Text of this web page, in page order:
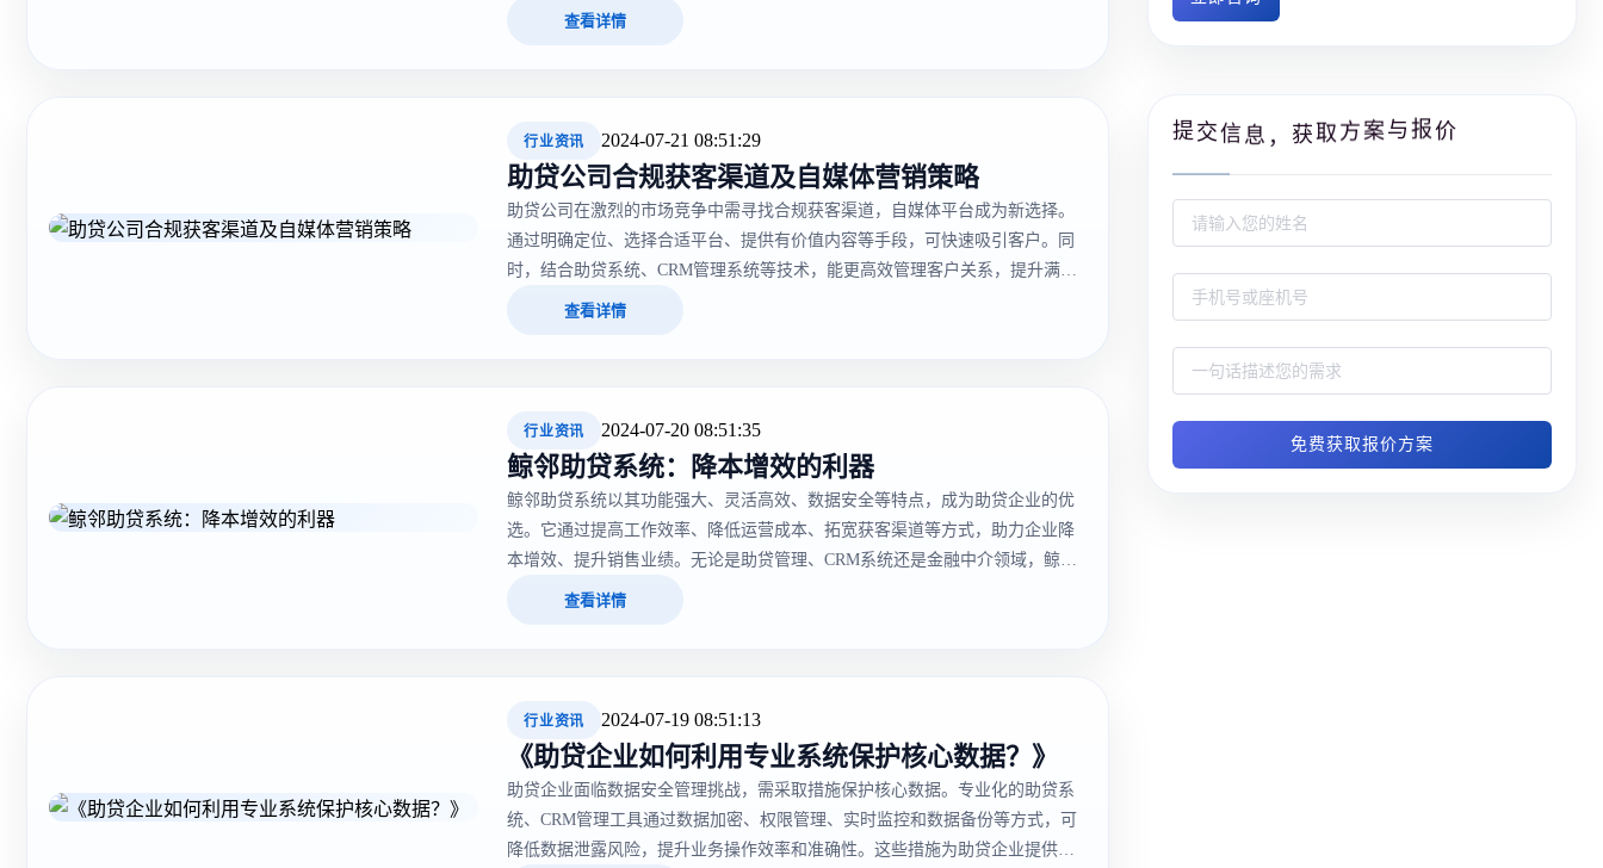
增强了市场竞争力，广泛应用于金融中介等领域，为金融行业发展注入新活
查看详情
行业资讯 2024-07-21 08:51:29
助贷公司合规获客渠道及自媒体营销策略
助贷公司在激烈的市场竞争中需寻找合规获客渠道，自媒体平台成为新选择。
通过明确定位、选择合适平台、提供有价值内容等手段，可快速吸引客户。同
时，结合助贷系统、CRM管理系统等技术，能更高效管理客户关系，提升满意
度。在营销活动中，助贷公司需遵守法规，确保活动合规，保护消费者权益。
查看详情
行业资讯 2024-07-20 08:51:35
鲸邻助贷系统：降本增效的利器
鲸邻助贷系统以其功能强大、灵活高效、数据安全等特点，成为助贷企业的优
选。它通过提高工作效率、降低运营成本、拓宽获客渠道等方式，助力企业降
本增效、提升销售业绩。无论是助贷管理、CRM系统还是金融中介领域，鲸邻
都得到了广泛应用与认可，成为行业内的一款明星产品，是助贷企业发展的重
查看详情
行业资讯 2024-07-19 08:51:13
《助贷企业如何利用专业系统保护核心数据？》
助贷企业面临数据安全管理挑战，需采取措施保护核心数据。专业化的助贷系
统、CRM管理工具通过数据加密、权限管理、实时监控和数据备份等方式，可
降低数据泄露风险，提升业务操作效率和准确性。这些措施为助贷企业提供坚
提 交信 息 ， 获取 方 案 与 报价
免费获取报价方案